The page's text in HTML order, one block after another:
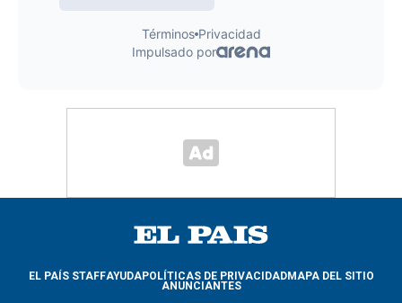
EL PAÍS STAFFAYUDAPOLÍTICAS DE PRIVACIDADMAPA DEL SITIO
ANUNCIANTES